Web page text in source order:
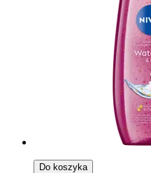
Do koszyka